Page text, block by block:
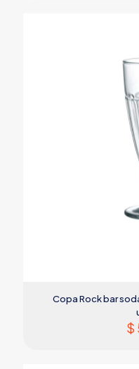
Copa Rock bar
$